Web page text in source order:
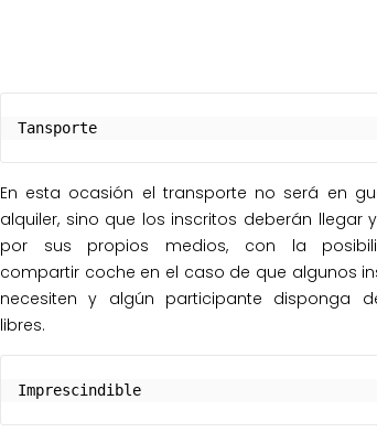
Tansporte
En esta ocasión el transporte no será en
alquiler, sino que los inscritos deberán llegar
por sus propios medios, con la
compartir coche en el caso de que algunos
necesiten y algún participante disponga
libres.
Imprescindible